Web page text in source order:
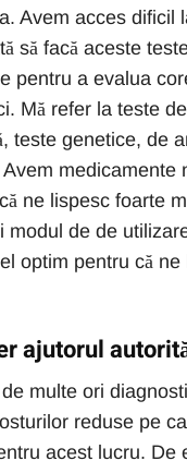
Avem acces dificil
să facă aceste
pentru a evalua
Mă refer la teste
teste genetice, de
Avem medicamente
ne lispesc foarte
modul de de
optim pentru că ne
ajutorul
multe ori
reduse pe
acest lucru. De